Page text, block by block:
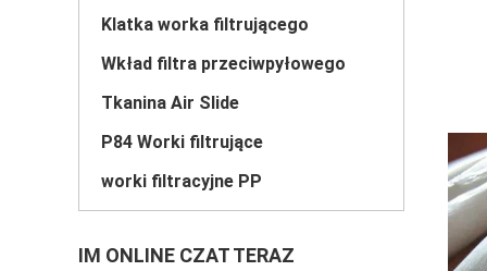
Klatka worka filtrującego
Wkład filtra przeciwpyłowego
Tkanina Air Slide
P84 Worki filtrujące
worki filtracyjne PP
IM ONLINE CZAT TERAZ